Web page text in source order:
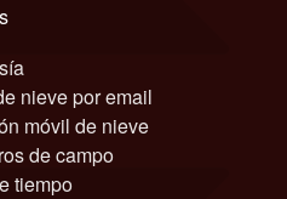
nieve por email
móvil de nieve
de campo
tiempo